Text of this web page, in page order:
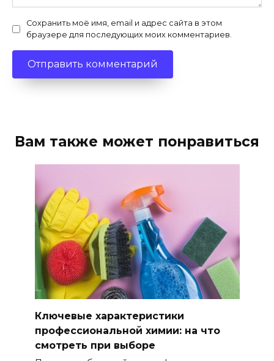
Сохранить моё имя, email и адрес сайта в этом
браузере для последующих моих комментариев.
Вам также может понравиться
Ключевые характеристики
профессиональной химии: на что
смотреть при выборе